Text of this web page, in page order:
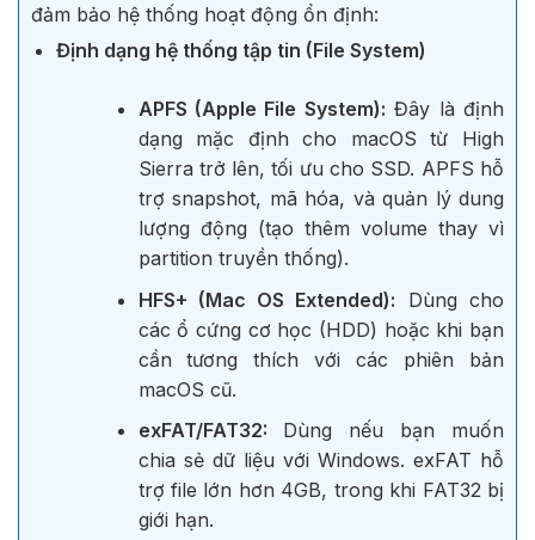
đảm bảo hệ thống hoạt động ổn định:
Định dạng hệ thống tập tin (File System)
APFS (Apple File System): Đây là định
dạng mặc định cho macOS từ High
Sierra trở lên, tối ưu cho SSD. APFS hỗ
trợ snapshot, mã hóa, và quản lý dung
lượng động (tạo thêm volume thay vì
partition truyền thống).
HFS+ (Mac OS Extended): Dùng cho
các ổ cứng cơ học (HDD) hoặc khi bạn
cần tương thích với các phiên bản
macOS cũ.
exFAT/FAT32: Dùng nếu bạn muốn
chia sẻ dữ liệu với Windows. exFAT hỗ
trợ file lớn hơn 4GB, trong khi FAT32 bị
giới hạn.